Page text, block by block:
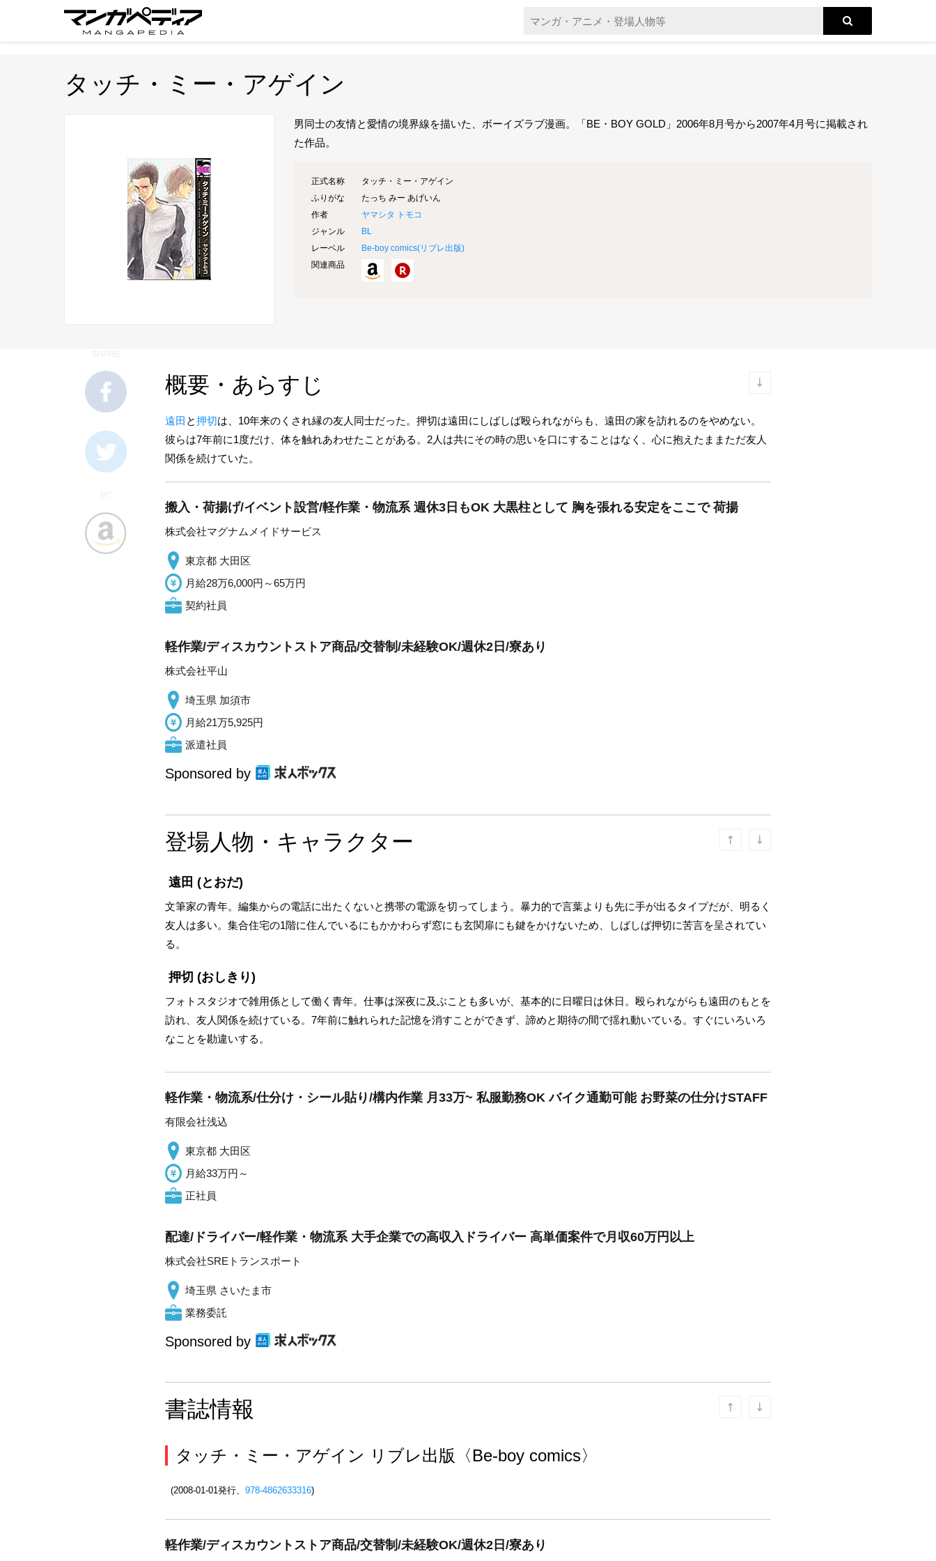
タッチ・ミー・アゲイン
男同士の友情と愛情の境界線を描いた、ボーイズラブ漫画。「BE・BOY GOLD」2006年8月号から2007年4月号に掲載され
た作品。
正式名称
タッチ・ミー・アゲイン
ふりがな
たっち みー あげいん
作者
ヤマシタ トモコ
ジャンル
BL
レーベル
Be-boy comics(リブレ出版)
関連商品
概要・あらすじ
遠田 と押切は、10年来のくされ縁の友人同士だった。押切は遠田にしばしば殴られながらも、遠田の家を訪れるのをやめない。
彼らは7年前に1度だけ、体を触れあわせたことがある。2人は共にその時の思いを口にすることはなく、心に抱えたままただ友人
関係を続けていた。
搬入・荷揚げ/イベント設営/軽作業・物流系 週休3日もOK 大黒柱として 胸を張れる安定をここで 荷揚
株式会社マグナムメイドサービス
東京都 大田区
月給28万6,000円～65万円
契約社員
軽作業/ディスカウントストア商品/交替制/未経験OK/週休2日/寮あり
株式会社平山
埼玉県 加須市
月給21万5,925円
派遣社員
Sponsored by
登場人物・キャラクター
遠田 (とおだ)
文筆家の青年。編集からの電話に出たくないと携帯の電源を切ってしまう。暴力的で言葉よりも先に手が出るタイプだが、明るく
友人は多い。集合住宅の1階に住んでいるにもかかわらず窓にも玄関扉にも鍵をかけないため、しばしば押切に苦言を呈されてい
る。
押切 (おしきり)
フォトスタジオで雑用係として働く青年。仕事は深夜に及ぶことも多いが、基本的に日曜日は休日。殴られながらも遠田のもとを
訪れ、友人関係を続けている。7年前に触れられた記憶を消すことができず、諦めと期待の間で揺れ動いている。すぐにいろいろ
なことを勘違いする。
軽作業・物流系/仕分け・シール貼り/構内作業 月33万~ 私服勤務OK バイク通勤可能 お野菜の仕分けSTAFF
有限会社浅込
東京都 大田区
月給33万円～
正社員
配達/ドライバー/軽作業・物流系 大手企業での高収入ドライバー 高単価案件で月収60万円以上
株式会社SREトランスポート
埼玉県 さいたま市
業務委託
Sponsored by
書誌情報
タッチ・ミー・アゲイン リブレ出版〈Be-boy comics〉
(2008-01-01発行、 978-4862633316)
軽作業/ディスカウントストア商品/交替制/未経験OK/週休2日/寮あり